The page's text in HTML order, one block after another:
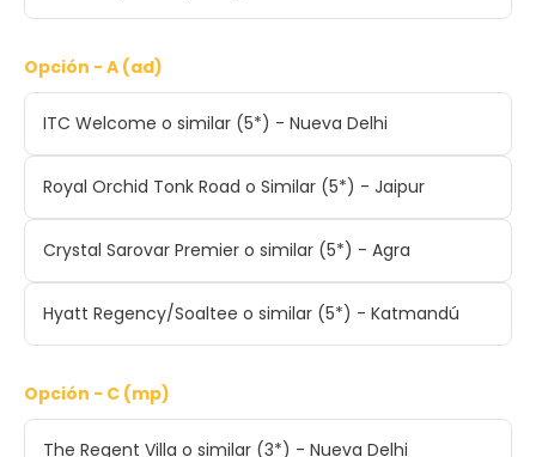
Opción - A (ad)
ITC Welcome o similar (5*) - Nueva Delhi
Royal Orchid Tonk Road o Similar (5*) - Jaipur
Crystal Sarovar Premier o similar (5*) - Agra
Hyatt Regency/Soaltee o similar (5*) - Katmandú
Opción - C (mp)
The Regent Villa o similar (3*) - Nueva Delhi